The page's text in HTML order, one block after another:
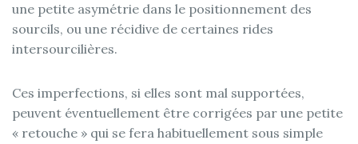
une petite asymétrie dans le positionnement des
sourcils, ou une récidive de certaines rides
intersourcilières.
Ces imperfections, si elles sont mal supportées,
peuvent éventuellement être corrigées par une petite
« retouche » qui se fera habituellement sous simple